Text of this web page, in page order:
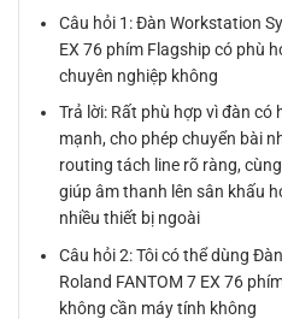
Câu hỏi 1: Đàn Workstation
EX 76 phím Flagship có phù
chuyên nghiệp không
Trả lời: Rất phù hợp vì đàn có
mạnh, cho phép chuyển bài
routing tách line rõ ràng,
giúp âm thanh lên sân khấu
nhiều thiết bị ngoài
Câu hỏi 2: Tôi có thể dùng
Roland FANTOM 7 EX 76
không cần máy tính không